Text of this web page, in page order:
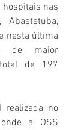
hospitais nas
Abaetetuba,
nesta última
de maior
de 197
realizada no
a OSS